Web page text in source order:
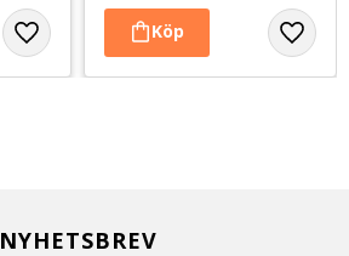
NYHETSBREV